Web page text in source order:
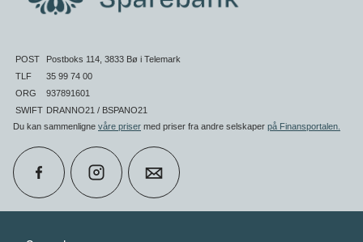
POST
Postboks 114, 3833 Bø i Telemark
TLF
35 99 74 00
ORG
937891601
SWIFT DRANNO21 / BSPANO21
Du kan sammenligne våre priser med priser fra andre selskaper på Finansportalen